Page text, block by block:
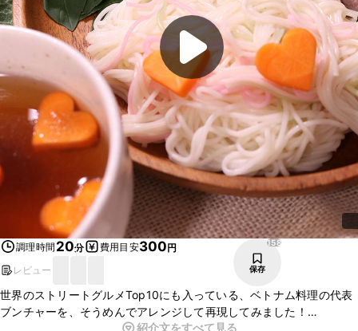
調理時間 20分 費用目安300円
レビュー
158
保存
世界のストリートグルメTop10にも入っている、ベトナム料理の代表
ブンチャーを、そうめんでアレンジして再現してみました！
濃いめに味付けした豚バラ肉と、お酢の酸味が効いたスープにハーブ
紹介文をすべて見る